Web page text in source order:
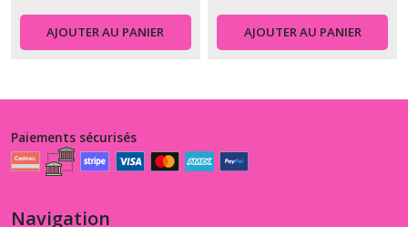
AJOUTER AU PANIER AJOUTER AU PANIER
Paiements sécurisés
Navigation